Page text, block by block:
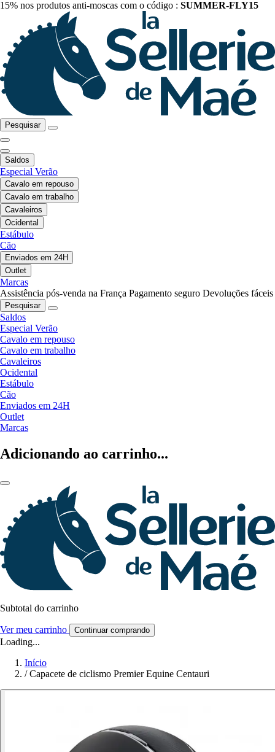
15% nos produtos anti-moscas com o código : SUMMER-FLY15
Pesquisar
Saldos
Especial Verão
Cavalo em repouso
Cavalo em trabalho
Cavaleiros
Ocidental
Estábulo
Cão
Enviados em 24H
Outlet
Marcas
Assistência pós-venda na França Pagamento seguro Devoluções fáceis
Pesquisar
Saldos
Especial Verão
Cavalo em repouso
Cavalo em trabalho
Cavaleiros
Ocidental
Estábulo
Cão
Enviados em 24H
Outlet
Marcas
Adicionando ao carrinho...
Subtotal do carrinho
Ver meu carrinho Continuar comprando
Loading...
Início
/ Capacete de ciclismo Premier Equine Centauri